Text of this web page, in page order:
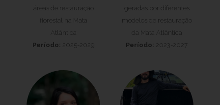
áreas de restauração
florestal na Mata
Atlântica
Período: 2025-2029
geradas por diferentes
modelos de restauração
da Mata Atlântica
Período: 2023-2027